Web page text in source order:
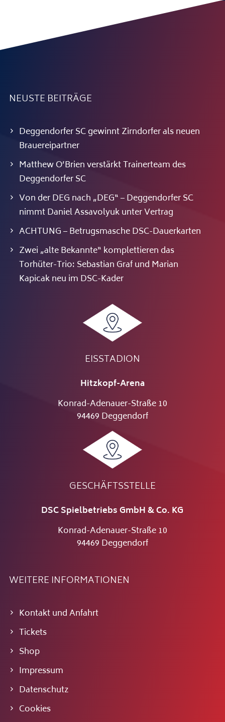
NEUSTE BEITRÄGE
Deggendorfer SC gewinnt Zirndorfer als neuen
Brauereipartner
Matthew O’Brien verstärkt Trainerteam des
Deggendorfer SC
Von der DEG nach „DEG“ – Deggendorfer SC
nimmt Daniel Assavolyuk unter Vertrag
ACHTUNG – Betrugsmasche DSC-Dauerkarten
Zwei „alte Bekannte“ komplettieren das
Torhüter-Trio: Sebastian Graf und Marian
Kapicak neu im DSC-Kader
EISSTADION
Hitzkopf-Arena
Konrad-Adenauer-Straße 10
94469 Deggendorf
GESCHÄFTSSTELLE
DSC Spielbetriebs GmbH & Co. KG
Konrad-Adenauer-Straße 10
94469 Deggendorf
WEITERE INFORMATIONEN
Kontakt und Anfahrt
Tickets
Shop
Impressum
Datenschutz
Cookies